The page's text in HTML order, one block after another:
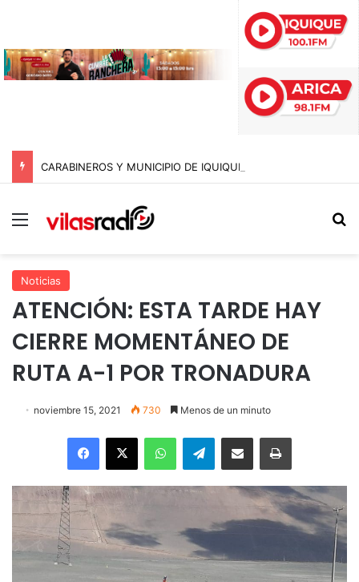
Menú
Noticias
ATENCIÓN: ESTA TARDE HAY
CIERRE MOMENTÁNEO DE
RUTA A-1 POR TRONADURA
noviembre 15, 2021 730 Menos de un minuto
Facebook
X WhatsAppTelegramEnviar vía email Imprimir